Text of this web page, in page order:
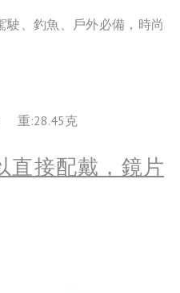
駛、釣魚、戶外必備，時尚
重:28.45克
直接配戴，鏡片